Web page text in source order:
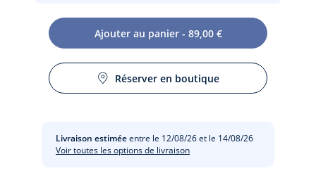
Ajouter au panier - 89,00 €
Réserver en boutique
Livraison estiméeentre le 12/08/26 et le 14/08/26
Voir toutes les options de livraison
Taillé comme un petit manteau, enveloppez bébé dans la
chaleur réconfortante de ce burnous en laine Mérinos dès la
sortie de la maternité. Emblématique du vestiaire Jacadi,
nacre, ce modèle à offrir et à transmettre s'accordera joliment à
une combinaison.
Entretien :
Pas de pressing